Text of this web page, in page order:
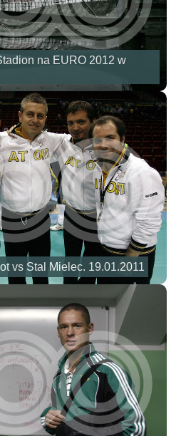
na EURO 2012 w
vs Stal Mielec. 19.01.2011